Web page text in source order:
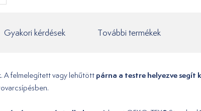
Gyakori kérdések További termékek
. A felmelegített vagy lehűtött párna a testre helyezve segít